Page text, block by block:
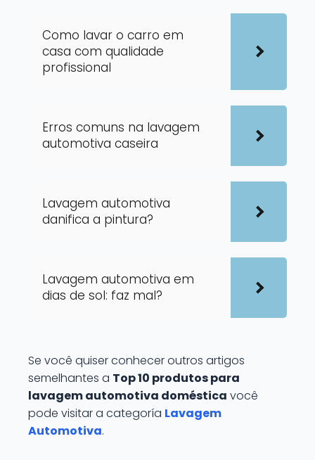
Como lavar o carro em
casa com qualidade
profissional
Erros comuns na lavagem
automotiva caseira
Lavagem automotiva
danifica a pintura?
Lavagem automotiva em
dias de sol: faz mal?
Se você quiser conhecer outros artigos
semelhantes a Top 10 produtos para
lavagem automotiva doméstica você
pode visitar a categoría Lavagem
Automotiva.